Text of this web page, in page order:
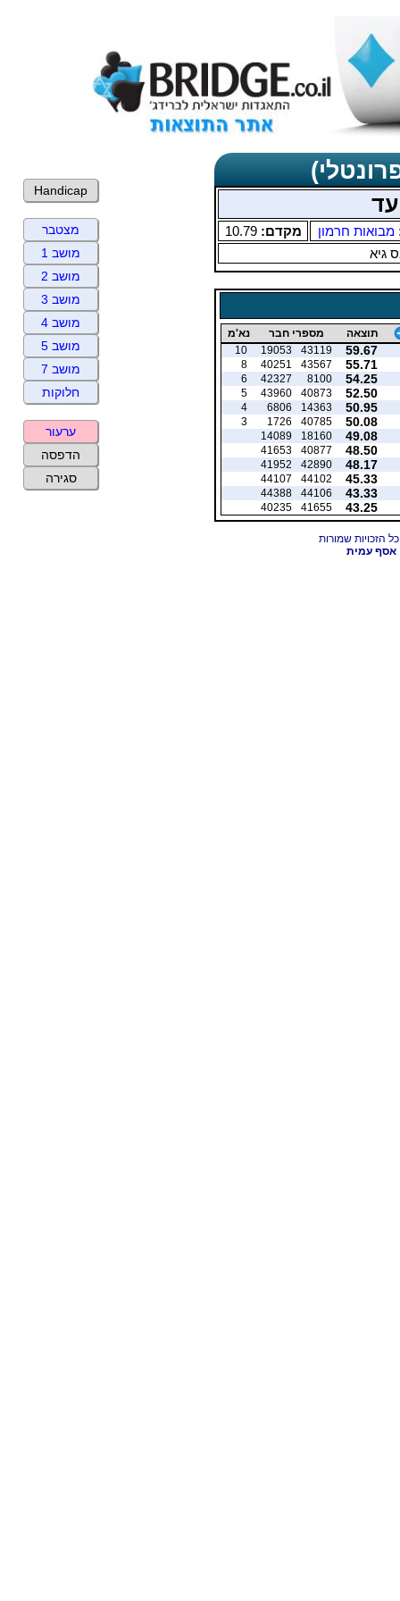
מבואות חרמון מקדם:10.79
גיא
תוצאה מספרי חבר נא'מ
59.67
43119
19053
10
55.71
43567
40251
8
54.25
8100
42327
6
52.50
40873
43960
5
50.95
14363
6806
4
50.08
40785
1726
3
49.08
18160
14089
48.50
40877
41653
48.17
42890
41952
45.33
44102
44107
43.33
44106
44388
43.25
41655
40235
אסף עמית
Handicap
מצטבר
מושב 1
מושב 2
מושב 3
מושב 4
מושב 5
מושב 7
חלוקות
ערעור
הדפסה
סגירה